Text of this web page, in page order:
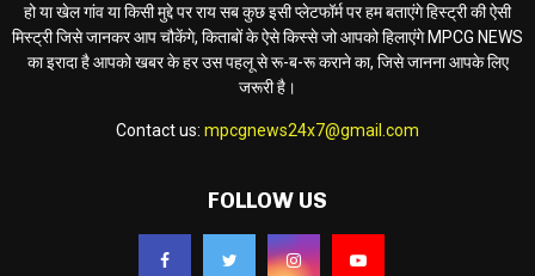
हो या खेल गांव या किसी मुद्दे पर राय सब कुछ इसी प्लेटफॉर्म पर हम बताएंगे हिस्ट्री की ऐसी
मिस्ट्री जिसे जानकर आप चौकेंगे, किताबों के ऐसे किस्से जो आपको हिलाएंगे MPCG NEWS
का इरादा है आपको खबर के हर उस पहलू से रू-ब-रू कराने का, जिसे जानना आपके लिए
जरूरी है।
Contact us: mpcgnews24x7@gmail.com
FOLLOW US